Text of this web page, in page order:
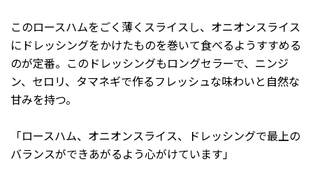
このロースハムをごく薄くスライスし、オニオンスライス
にドレッシングをかけたものを巻いて食べるようすすめる
のが定番。このドレッシングもロングセラーで、ニンジ
ン、セロリ、タマネギで作るフレッシュな味わいと自然な
甘みを持つ。
「ロースハム、オニオンスライス、ドレッシングで最上の
バランスができあがるよう心がけています」